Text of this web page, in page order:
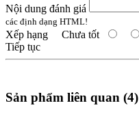
Nội dung đánh giá
các định dạng HTML!
Xếp hạng Chưa tốt
Tiếp tục
Sản phẩm liên quan (4)